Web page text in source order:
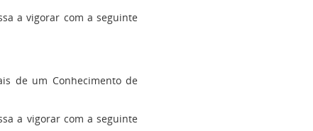
a vigorar com a seguinte
de um Conhecimento de
a vigorar com a seguinte